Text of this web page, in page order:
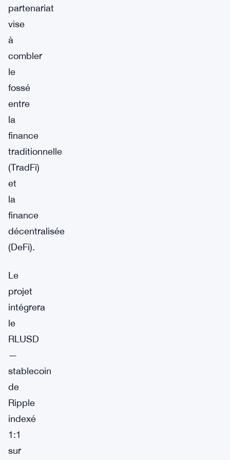
partenariat
vise
à
combler
le
fossé
entre
la
finance
traditionnelle
(TradFi)
et
la
finance
décentralisée
(DeFi).
Le
projet
intégrera
le
RLUSD
—
stablecoin
de
Ripple
indexé
1:1
sur